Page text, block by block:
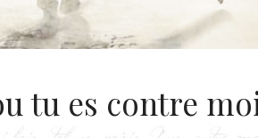
tu es contre